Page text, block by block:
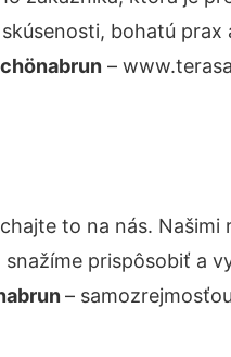
bohatú prax
–
to na nás.
prispôsobiť a
–